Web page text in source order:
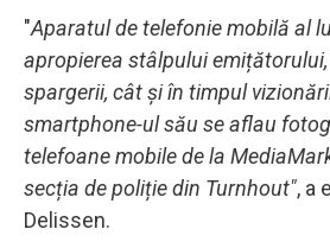
"Aparatul de telefonie mobilă al
apropierea stâlpului
spargerii, cât și în timpul
smartphone-ul său se aflau
telefoane mobile de la
secția de poliție din Turnhout", a
Delissen.